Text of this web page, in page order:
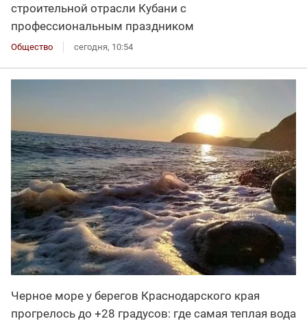
строительной отрасли Кубани с
профессиональным праздником
Общество сегодня, 10:54
Черное море у берегов Краснодарского края
прогрелось до +28 градусов: где самая теплая вода